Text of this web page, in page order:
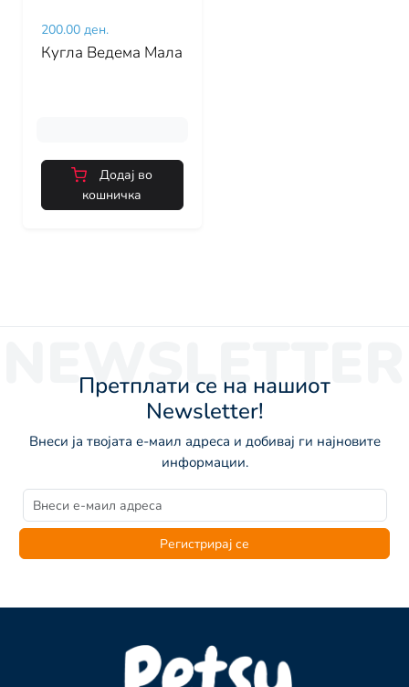
200.00 ден.
Кугла Ведема Мала
Додај во
кошничка
NEWSLETTER
Претплати се на нашиот
Newsletter!
Внеси ја твојата е-маил адреса и добивај ги најновите
информации.
Регистрирај се